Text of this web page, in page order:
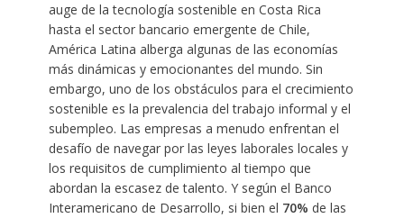
auge de la tecnología sostenible en Costa Rica
hasta el sector bancario emergente de Chile,
América Latina alberga algunas de las economías
más dinámicas y emocionantes del mundo. Sin
embargo, uno de los obstáculos para el crecimiento
sostenible es la prevalencia del trabajo informal y el
subempleo. Las empresas a menudo enfrentan el
desafío de navegar por las leyes laborales locales y
los requisitos de cumplimiento al tiempo que
abordan la escasez de talento. Y según el Banco
Interamericano de Desarrollo, si bien el 70% de las